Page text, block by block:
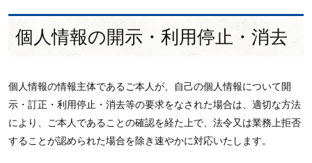
個人情報の開示・利用停止・消去
個人情報の情報主体であるご本人が、自己の個人情報について開
示・訂正・利用停止・消去等の要求をなされた場合は、適切な方法
により、ご本人であることの確認を経た上で、法令又は業務上拒否
することが認められた場合を除き速やかに対応いたします。